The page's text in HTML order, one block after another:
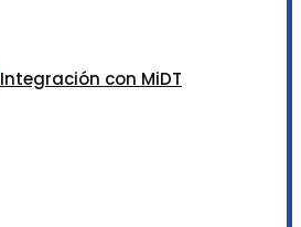
Integración con MiDT